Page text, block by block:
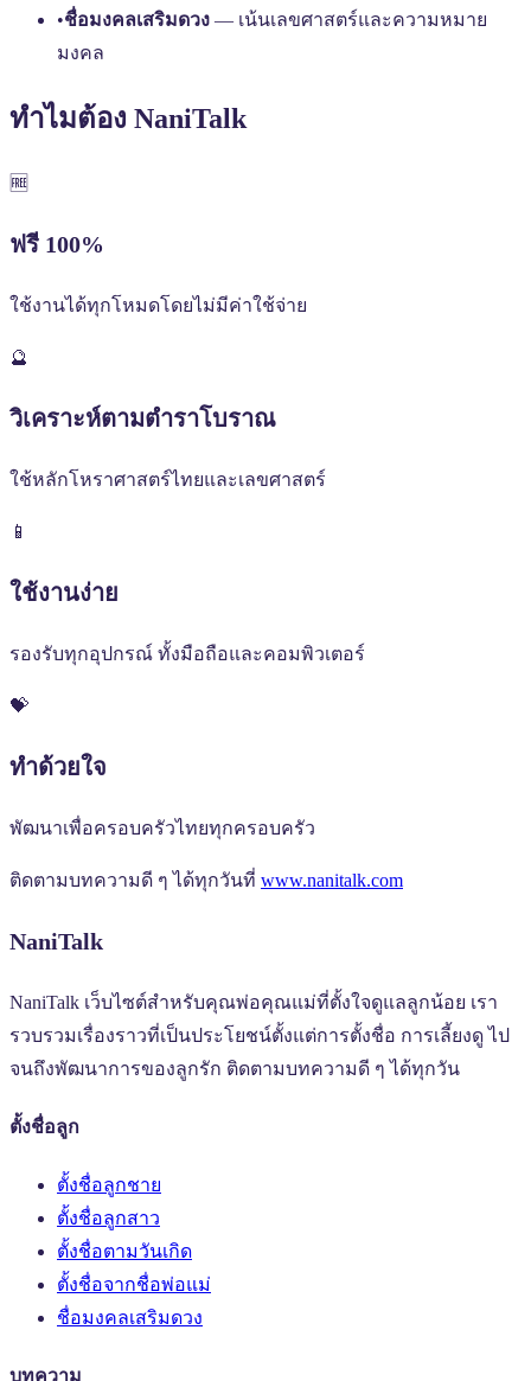
•ชื่อมงคลเสริมดวง — เน้นเลขศาสตร์และความหมาย
มงคล
ทำไมต้อง NaniTalk
🆓
ฟรี 100%
ใช้งานได้ทุกโหมดโดยไม่มีค่าใช้จ่าย
🔮
วิเคราะห์ตามตำราโบราณ
ใช้หลักโหราศาสตร์ไทยและเลขศาสตร์
📱
ใช้งานง่าย
รองรับทุกอุปกรณ์ ทั้งมือถือและคอมพิวเตอร์
💝
ทำด้วยใจ
พัฒนาเพื่อครอบครัวไทยทุกครอบครัว
ติดตามบทความดี ๆ ได้ทุกวันที่ www.nanitalk.com
NaniTalk
NaniTalk เว็บไซต์สำหรับคุณพ่อคุณแม่ที่ตั้งใจดูแลลูกน้อย เรา
รวบรวมเรื่องราวที่เป็นประโยชน์ตั้งแต่การตั้งชื่อ การเลี้ยงดู ไป
จนถึงพัฒนาการของลูกรัก ติดตามบทความดี ๆ ได้ทุกวัน
ตั้งชื่อลูก
ตั้งชื่อลูกชาย
ตั้งชื่อลูกสาว
ตั้งชื่อตามวันเกิด
ตั้งชื่อจากชื่อพ่อแม่
ชื่อมงคลเสริมดวง
บทความ